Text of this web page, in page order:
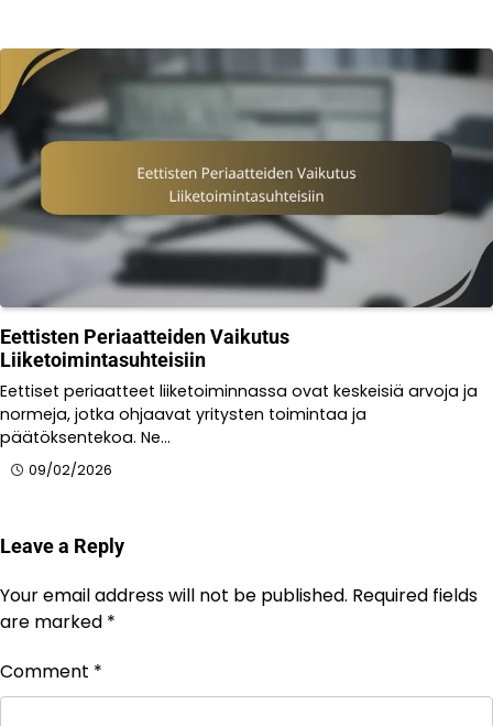
Eettisten Periaatteiden Vaikutus
Liiketoimintasuhteisiin
Eettiset periaatteet liiketoiminnassa ovat keskeisiä arvoja ja
normeja, jotka ohjaavat yritysten toimintaa ja
päätöksentekoa. Ne…
09/02/2026
Leave a Reply
Your email address will not be published. Required fields
are marked *
Comment *